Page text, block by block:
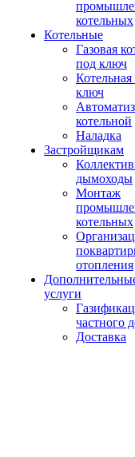
котельных
Котельные
Газовая
под ключ
ключ
котельной
Наладка
Застройщикам
дымоходы
Монтаж
котельных
отопления
услуги
частного
Доставка